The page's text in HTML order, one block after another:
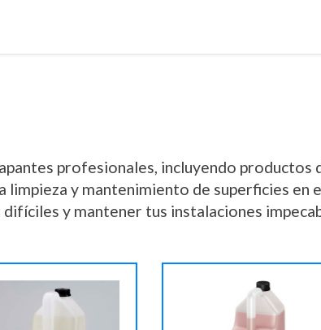
profesionales, incluyendo productos
limpieza y mantenimiento de superficies en
y mantener tus instalaciones